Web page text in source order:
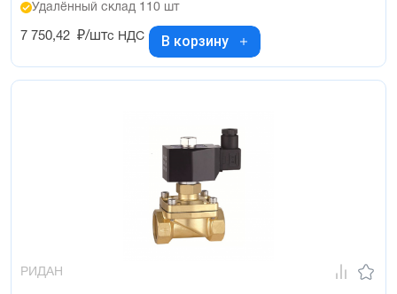
Удалённый склад 110 шт
7 750,42 ₽/штс НДС В корзину
РИДАН